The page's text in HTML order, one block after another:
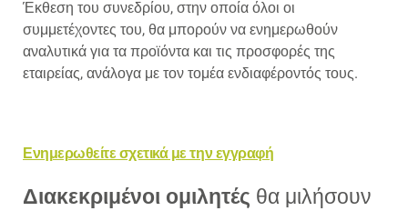
Έκθεση του συνεδρίου, στην οποία όλοι οι
συμμετέχοντες του, θα μπορούν να ενημερωθούν
αναλυτικά για τα προϊόντα και τις προσφορές της
εταιρείας, ανάλογα με τον τομέα ενδιαφέροντός τους.
Ενημερωθείτε σχετικά με την εγγραφή
Διακεκριμένοι ομιλητές θα μιλήσουν